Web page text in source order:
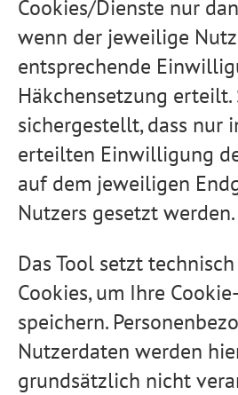
Cookies/Dienste nur
wenn der jeweilige
entsprechende
Häkchensetzung erteilt.
sichergestellt, dass nur
erteilten Einwilligung
auf dem jeweiligen
Nutzers gesetzt werden.
Das Tool setzt
Cookies, um Ihre
speichern.
Nutzerdaten werden
grundsätzlich nicht